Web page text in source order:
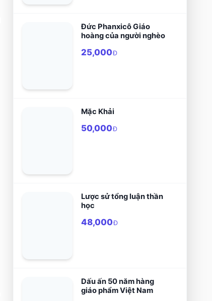
Đức Phanxicô Giáo
hoàng của người nghèo
25,000Đ
Mặc Khải
50,000Đ
Lược sử tổng luận thần
học
48,000Đ
Dấu ấn 50 năm hàng
giáo phẩm Việt Nam